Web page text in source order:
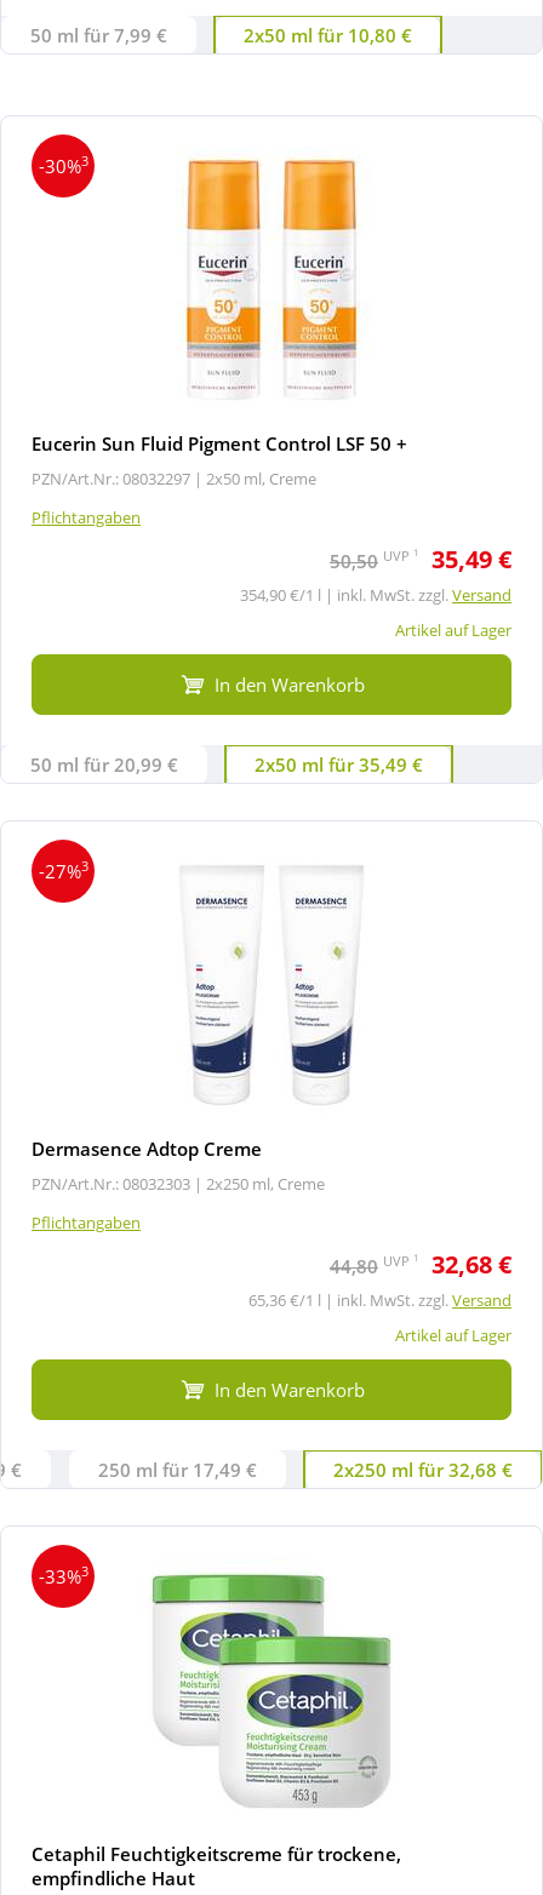
50 ml für 7,99 € 2x50 ml für 10,80 €
-30%3
Eucerin Sun Fluid Pigment Control LSF 50 +
PZN/Art.Nr.: 08032297 | 2x50 ml, Creme
Pflichtangaben
50,50 UVP 1 35,49 €
354,90 €/1 l | inkl. MwSt. zzgl.Versand
Artikel auf Lager
In den Warenkorb
50 ml für 20,99 € 2x50 ml für 35,49 €
-27%3
Dermasence Adtop Creme
PZN/Art.Nr.: 08032303 | 2x250 ml, Creme
Pflichtangaben
44,80 UVP 1 32,68 €
65,36 €/1 l | inkl. MwSt. zzgl.Versand
Artikel auf Lager
In den Warenkorb
€ 250 ml für 17,49 € 2x250 ml für 32,68 €
-33%3
Cetaphil Feuchtigkeitscreme für trockene,
empfindliche Haut